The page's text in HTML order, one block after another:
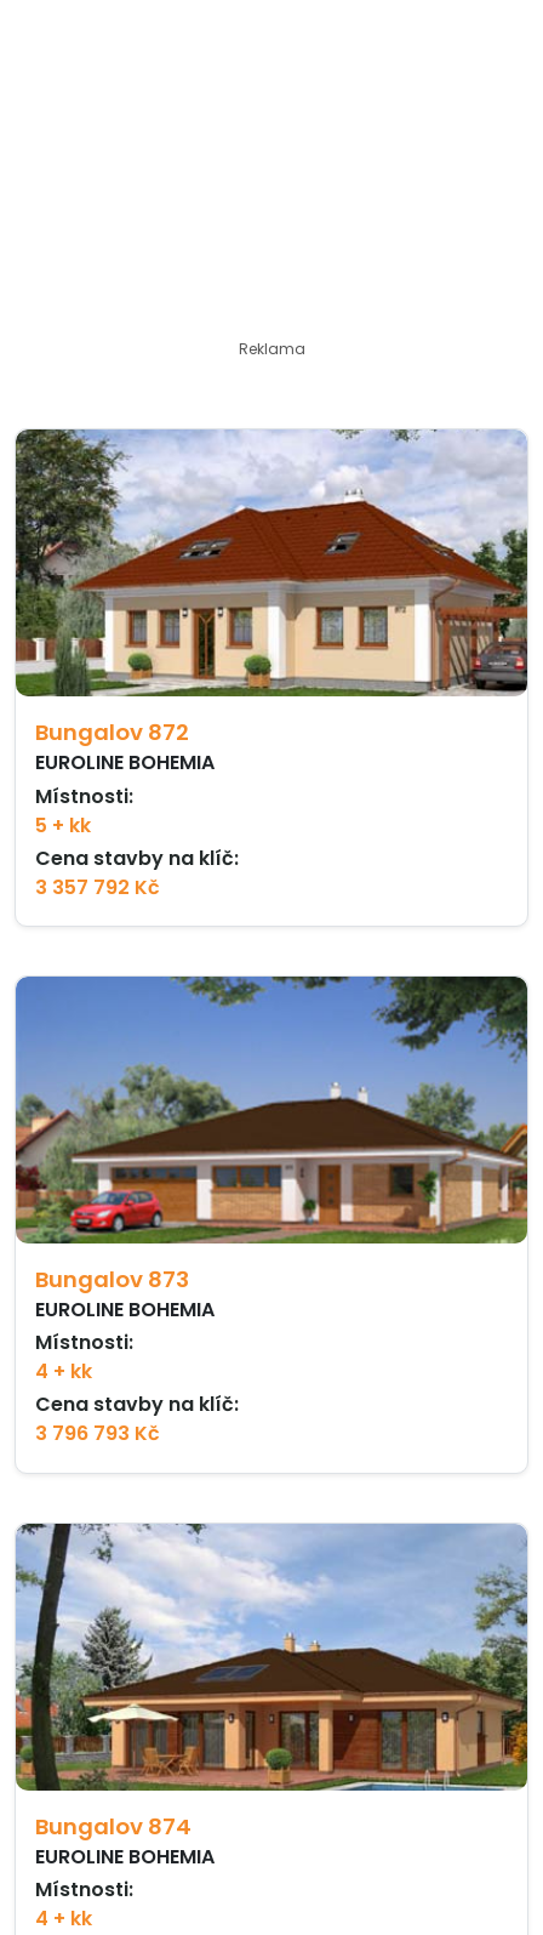
Reklama
Bungalov 872
EUROLINE BOHEMIA
Místnosti:
5 + kk
Cena stavby na klíč:
3 357 792 Kč
Bungalov 873
EUROLINE BOHEMIA
Místnosti:
4 + kk
Cena stavby na klíč:
3 796 793 Kč
Bungalov 874
EUROLINE BOHEMIA
Místnosti:
4 + kk